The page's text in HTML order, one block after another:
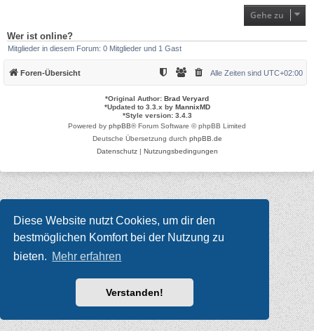
Diese Website nutzt Cookies, um dir den
bestmöglichen Komfort bei der Nutzung zu
bieten. Mehr erfahren
Verstanden!
Gehe zu
Wer ist online?
Mitglieder in diesem Forum: 0 Mitglieder und 1 Gast
Foren-Übersicht Alle Zeiten sind UTC+02:00
*Original Author: Brad Veryard
*Updated to 3.3.x by MannixMD
*Style version: 3.4.3
Powered by phpBB® Forum Software © phpBB Limited
Deutsche Übersetzung durch phpBB.de
Datenschutz| Nutzungsbedingungen